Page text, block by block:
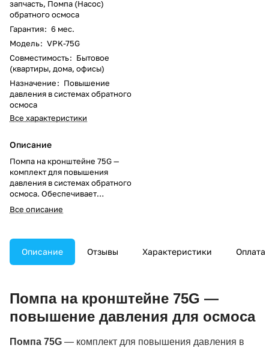
запчасть, Помпа (Насос)
обратного осмоса
Гарантия: 6 мес.
Модель: VPK-75G
Совместимость: Бытовое
(квартиры, дома, офисы)
Назначение: Повышение
давления в системах обратного
осмоса
Все характеристики
Описание
Помпа на кронштейне 75G —
комплект для повышения
давления в системах обратного
осмоса. Обеспечивает
стабильную работу фильтра при
низком давлении воды,
производительность и
улучшает качество очистки.
Все описание
Описание Отзывы Характеристики Оплата
Помпа на кронштейне 75G —
повышение давления для осмоса
Помпа 75G — комплект для повышения давления в